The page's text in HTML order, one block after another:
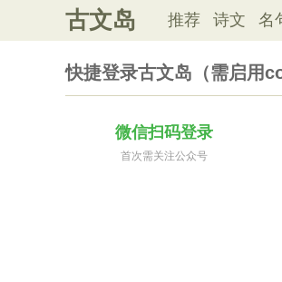
古文岛 推荐 诗文 名
快捷登录古文岛（需启用
微信扫码登录
首次需关注公众号